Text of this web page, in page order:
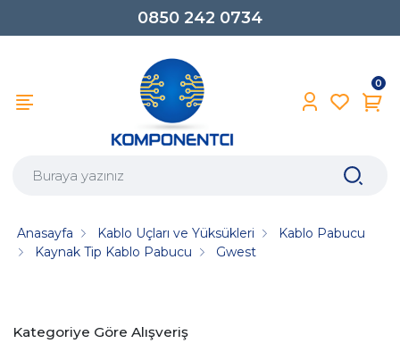
0850 242 0734
0
Anasayfa Kablo Uçları ve Yüksükleri
Kablo Pabucu
Kaynak Tip Kablo Pabucu
Gwest
Kategoriye Göre Alışveriş